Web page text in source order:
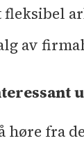
fleksibel
av
høre fra